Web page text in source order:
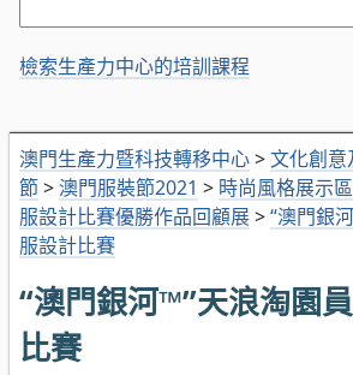
澳門生產力暨科技轉移中心>文化創意
節> 澳門服裝節2021 > 時尚風格展示區
服設計比賽優勝作品回顧展>“澳門銀
服設計比賽
“澳門銀河™”天浪淘園
比賽
檢索生產力中心的培訓課程